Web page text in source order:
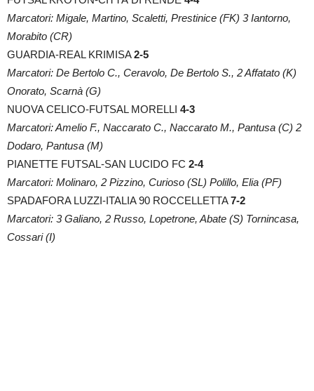
Marcatori: Migale, Martino, Scaletti, Prestinice (FK) 3 Iantorno,
Morabito (CR)
GUARDIA-REAL KRIMISA2-5
Marcatori: De Bertolo C., Ceravolo, De Bertolo S., 2 Affatato (K)
Onorato, Scarnà (G)
NUOVA CELICO-FUTSAL MORELLI 4-3
Marcatori: Amelio F., Naccarato C., Naccarato M., Pantusa (C) 2
Dodaro, Pantusa (M)
PIANETTE FUTSAL-SAN LUCIDO FC 2-4
Marcatori: Molinaro, 2 Pizzino, Curioso (SL) Polillo, Elia (PF)
SPADAFORA LUZZI-ITALIA 90 ROCCELLETTA7-2
Marcatori: 3 Galiano, 2 Russo, Lopetrone, Abate (S) Tornincasa,
Cossari (I)